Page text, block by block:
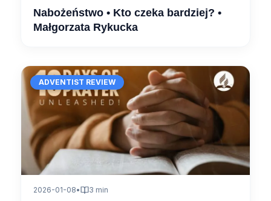
Nabożeństwo • Kto czeka bardziej? •
Małgorzata Rykucka
ADVENTIST REVIEW
2026-01-08• 3 min